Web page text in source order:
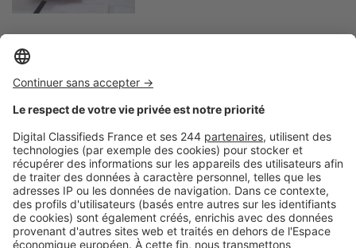
Logic-Immo c’est aussi …
Retrouvez-nous sur …